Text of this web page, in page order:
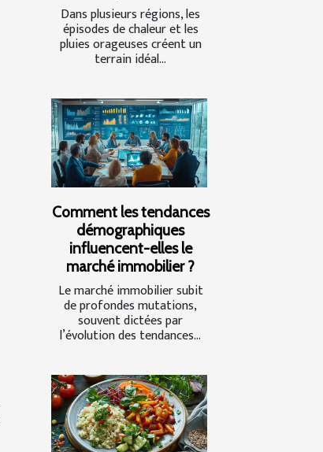
Dans plusieurs régions, les
épisodes de chaleur et les
pluies orageuses créent un
terrain idéal...
Comment les tendances
démographiques
influencent-elles le
marché immobilier ?
Le marché immobilier subit
de profondes mutations,
souvent dictées par
l’évolution des tendances...